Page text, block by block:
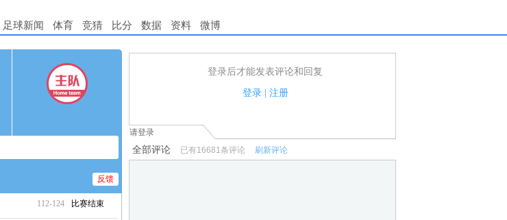
足球新闻 体育 竞猜 比分 数据 资料 微博
反馈
112-124 比赛结束
登录后才能发表评论和回复
登录| 注册
1.电脑端新用户可以发表评论了！
请登录
全部评论 已有16681条评论 刷新评论